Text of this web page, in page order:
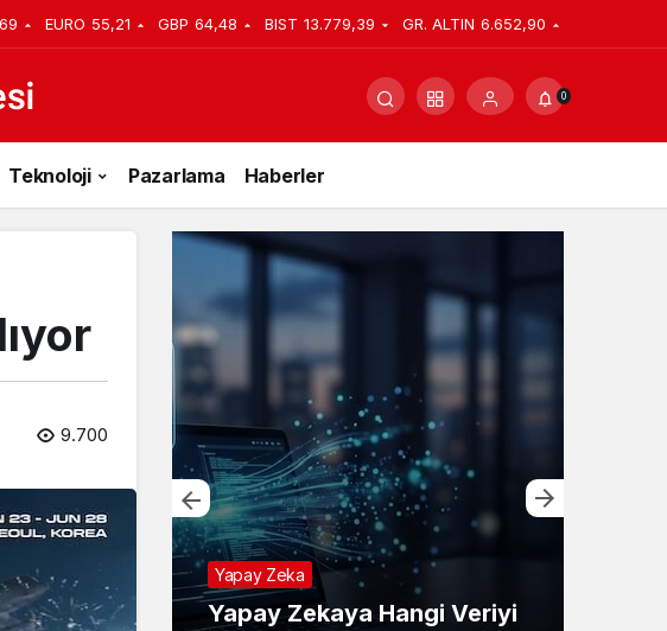
EURO 55,21 GBP 64,48 BIST 13.779,39 GR. ALTIN 6.652,90
0
Teknoloji Pazarlama Haberler
9.700
Tek
Yapay Zeka
Yapay Zekaya Hangi Veriyi